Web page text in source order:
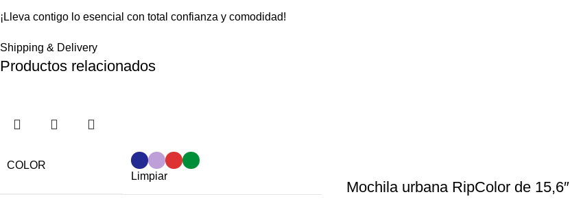
¡Lleva contigo lo esencial con total confianza y comodidad!
Shipping & Delivery
Productos relacionados
COLOR
Limpiar
Mochila urbana RipColor de 15,6″